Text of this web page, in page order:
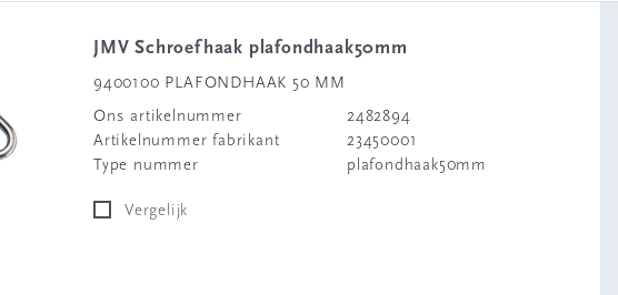
JMV Schroefhaak plafondhaak50mm
9400100 PLAFONDHAAK 50 MM
Ons artikelnummer
2482894
Artikelnummer fabrikant
23450001
Type nummer
plafondhaak50mm
Vergelijk